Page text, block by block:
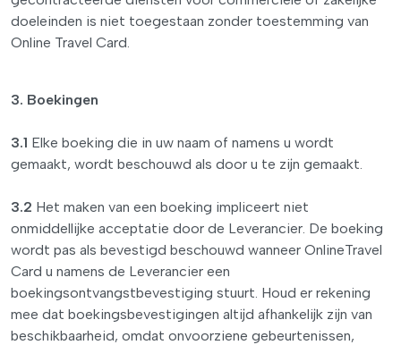
doeleinden is niet toegestaan zonder toestemming van
Online Travel Card.
3. Boekingen
3.1 Elke boeking die in uw naam of namens u wordt
gemaakt, wordt beschouwd als door u te zijn gemaakt.
3.2 Het maken van een boeking impliceert niet
onmiddellijke acceptatie door de Leverancier. De boeking
wordt pas als bevestigd beschouwd wanneer OnlineTravel
Card u namens de Leverancier een
boekingsontvangstbevestiging stuurt. Houd er rekening
mee dat boekingsbevestigingen altijd afhankelijk zijn van
beschikbaarheid, omdat onvoorziene gebeurtenissen,